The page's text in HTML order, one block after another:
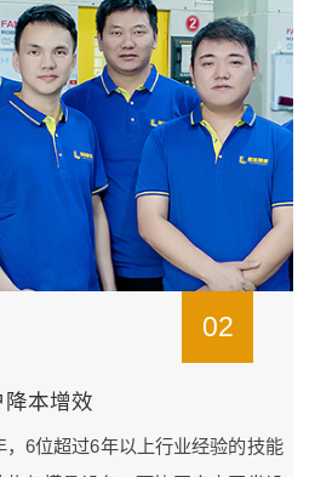
02
本增效
6位超过6年以上行业经验的技能